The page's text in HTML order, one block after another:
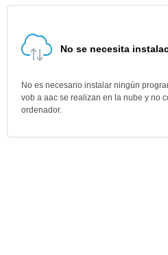
No se necesita
No es necesario instalar ningún
vob a aac se realizan en la nube y no
ordenador.